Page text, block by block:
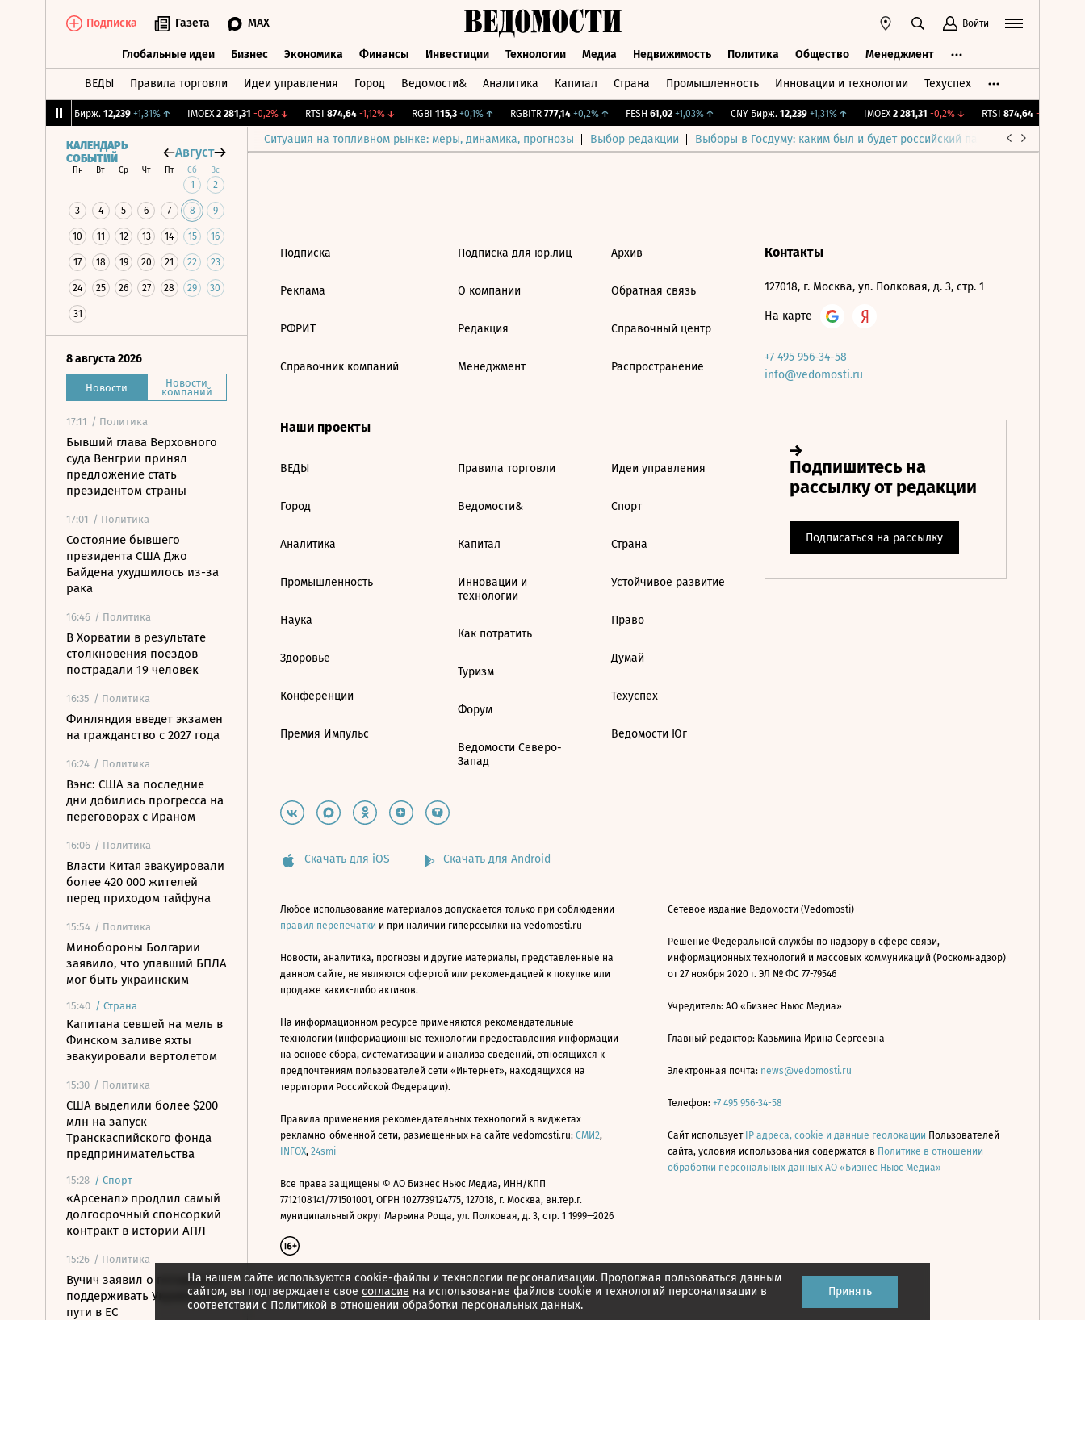
Подписка Газета MAX Войти
Глобальные идеи Бизнес Экономика Финансы Инвестиции Технологии Медиа Недвижимость Политика Общество Менеджмент
ВЕДЫ Правила торговли Идеи управления Город Ведомости& Аналитика Капитал Страна Промышленность Инновации и технологии Техуспех
CNY Бирж. 12,239 +1,31%↑ IMOEX 2 281,31 -0,2%↓ RTSI 874,64 -1,12%↓ RGBI 115,3 +0,1%↑ RGBITR 777,14 +0,2%↑ FESH 61,02 +1,03%↑ CNY Бирж. 12,239 +1,31%↑ IMOEX 2 281,31 -0,2%↓ RTSI 874,64 -1,12%
Ситуация на топливном рынке: меры, динамика, прогнозы Выбор редакции Выборы в Госдуму: каким был и будет российский парламент
КАЛЕНДАРЬ
СОБЫТИЙ
Август
Пн Вт Ср Чт Пт Сб Вс
1 2
3 4 5 6 7 8 9
10 11 12 13 14 15 16
17 18 19 20 21 22 23
24 25 26 27 28 29 30
31
8 августа 2026
Новости Новости
компаний
17:11 / Политика
Бывший глава Верховного
суда Венгрии принял
предложение стать
президентом страны
17:01 / Политика
Состояние бывшего
президента США Джо
Байдена ухудшилось из-за
рака
16:46 / Политика
В Хорватии в результате
столкновения поездов
пострадали 19 человек
16:35 / Политика
Финляндия введет экзамен
на гражданство с 2027 года
16:24 / Политика
Вэнс: США за последние
дни добились прогресса на
переговорах с Ираном
16:06 / Политика
Власти Китая эвакуировали
более 420 000 жителей
перед приходом тайфуна
15:54 / Политика
Минобороны Болгарии
заявило, что упавший БПЛА
мог быть украинским
15:40 / Страна
Капитана севшей на мель в
Финском заливе яхты
эвакуировали вертолетом
15:30 / Политика
США выделили более $200
млн на запуск
Транскаспийского фонда
предпринимательства
15:28 / Спорт
«Арсенал» продлил самый
долгосрочный спонсоркий
контракт в истории АПЛ
15:26 / Политика
Вучич заявил о готовности
поддерживать Украину на
пути в ЕС
На нашем сайте используются cookie-файлы и технологии персонализации. Продолжая пользоваться данным
сайтом, вы подтверждаете свое согласие на использование файлов cookie и технологий персонализации в
соответствии с Политикой в отношении обработки персональных данных.
Принять
Подписка
Реклама
РФРИТ
Справочник компаний
Подписка для юр.лиц
О компании
Редакция
Менеджмент
Архив
Обратная связь
Справочный центр
Распространение
Наши проекты
ВЕДЫ
Город
Аналитика
Промышленность
Наука
Здоровье
Конференции
Премия Импульс
Правила торговли
Ведомости&
Капитал
Инновации и
технологии
Как потратить
Туризм
Форум
Ведомости Северо-
Запад
Идеи управления
Спорт
Страна
Устойчивое развитие
Право
Думай
Техуспех
Ведомости Юг
Контакты
127018, г. Москва, ул. Полковая, д. 3, стр. 1
На карте
+7 495 956-34-58
info@vedomosti.ru
Скачать для iOS Скачать для Android
Любое использование материалов допускается только при соблюдении
правил перепечатки и при наличии гиперссылки на vedomosti.ru
Новости, аналитика, прогнозы и другие материалы, представленные на
данном сайте, не являются офертой или рекомендацией к покупке или
продаже каких-либо активов.
На информационном ресурсе применяются рекомендательные
технологии (информационные технологии предоставления информации
на основе сбора, систематизации и анализа сведений, относящихся к
предпочтениям пользователей сети «Интернет», находящихся на
территории Российской Федерации).
Правила применения рекомендательных технологий в виджетах
рекламно-обменной сети, размещенных на сайте vedomosti.ru: СМИ2,
INFOX, 24smi
Все права защищены © АО Бизнес Ньюс Медиа, ИНН/КПП
7712108141/771501001, ОГРН 1027739124775, 127018, г. Москва, вн.тер.г.
муниципальный округ Марьина Роща, ул. Полковая, д. 3, стр. 1 1999—2026
Сетевое издание Ведомости (Vedomosti)
Решение Федеральной службы по надзору в сфере связи,
информационных технологий и массовых коммуникаций (Роскомнадзор)
от 27 ноября 2020 г. ЭЛ № ФС 77-79546
Учредитель: АО «Бизнес Ньюс Медиа»
Главный редактор: Казьмина Ирина Сергеевна
Электронная почта: news@vedomosti.ru
Телефон: +7 495 956-34-58
Сайт использует IP адреса, cookie и данные геолокации Пользователей
сайта, условия использования содержатся в Политике в отношении
обработки персональных данных АО «Бизнес Ньюс Медиа»